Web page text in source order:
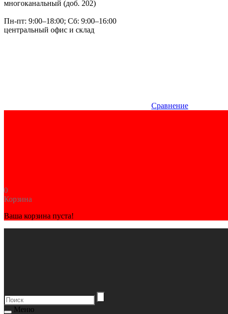
многоканальный (доб. 202)
Пн-пт: 9:00–18:00; Сб: 9:00–16:00
центральный офис и склад
Сравнение
0
Корзина
Ваша корзина пуста!
Меню